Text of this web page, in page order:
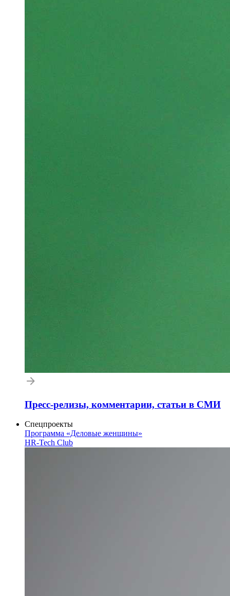
Пресс-релизы, комментарии, статьи в СМИ
Спецпроекты
Программа «Деловые женщины»
HR-Tech Club